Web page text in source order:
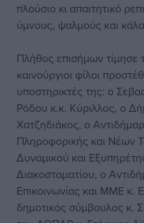
πλούσιο κι απαιτητικό
ύμνους, ψαλμούς και
Πλήθος επισήμων τίμησε
καινούργιοι φίλοι
υποστηρικτές της: ο
Ρόδου κ.κ. Κύριλλος, ο
Χατζηδιάκος, ο
Πληροφορικής και Νέων
Δυναμικού και
Διακοσταματίου, ο
Επικοινωνίας και ΜΜΕ κ.
δημοτικός σύμβουλος κ.